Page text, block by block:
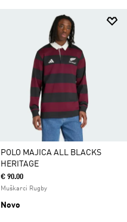
POLO MAJICA ALL BLACKS
HERITAGE
€ 90.00
Muškarci Rugby
Novo